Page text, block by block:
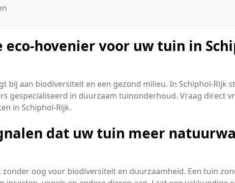
eco-hovenier voor uw tuin in
bij aan biodiversiteit en een gezond milieu. In Schiphol-Rijk
gespecialiseerd in duurzaam tuinonderhoud. Vraag direct
in Schiphol-Rijk.
dat uw tuin meer
oog voor biodiversiteit en duurzaamheid. Een tuin